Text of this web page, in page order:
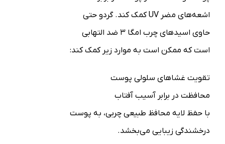
اشعه‌های مضر UV کمک کند. گردو حتی
حاوی اسیدهای چرب امگا ۳ ضد التهابی
است که ممکن است به موارد زیر کمک کند:
تقویت غشاهای سلولی پوست
محافظت در برابر آسیب آفتاب
با حفظ لایه محافظ طبیعی چربی، به پوست
درخشندگی زیبایی می‌بخشد.